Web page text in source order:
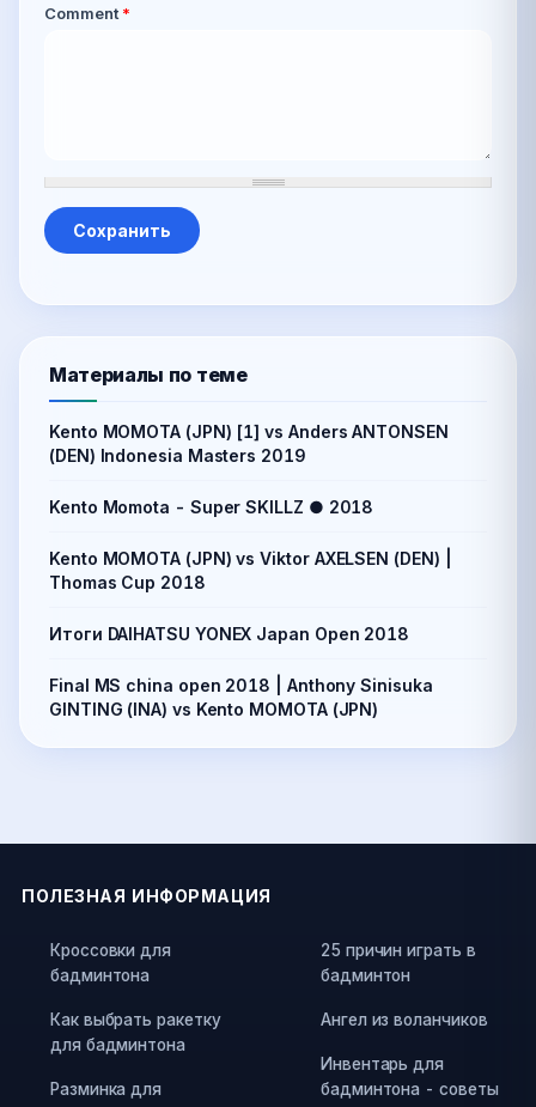
Comment *
Материалы по теме
Kento MOMOTA (JPN) [1] vs Anders ANTONSEN
(DEN) Indonesia Masters 2019
Kento Momota - Super SKILLZ ● 2018
Kento MOMOTA (JPN) vs Viktor AXELSEN (DEN) |
Thomas Cup 2018
Итоги DAIHATSU YONEX Japan Open 2018
Final MS china open 2018 | Anthony Sinisuka
GINTING (INA) vs Kento MOMOTA (JPN)
ПОЛЕЗНАЯ ИНФОРМАЦИЯ
Кроссовки для
бадминтона
Как выбрать ракетку
для бадминтона
Разминка для
25 причин играть в
бадминтон
Ангел из воланчиков
Инвентарь для
бадминтона - советы